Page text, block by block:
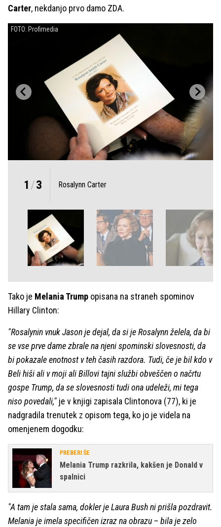
Carter, nekdanjo prvo damo ZDA.
FOTO: Profimedia
1 /3 Rosalynn Carter
Tako je Melania Trump opisana na straneh spominov
Hillary Clinton:
"Rosalynin vnuk Jason je dejal, da si je Rosalynn želela, da bi
se vse prve dame zbrale na njeni spominski slovesnosti, da
bi pokazale enotnost v teh časih razdora. Tudi, če je bil kdo v
Beli hiši ali v moji ali Billovi tajni službi obveščen o načrtu
gospe Trump, da se slovesnosti tudi ona udeleži, mi tega
niso povedali," je v knjigi zapisala Clintonova (77), ki je
nadgradila trenutek z opisom tega, ko jo je videla na
omenjenem dogodku:
PREBERI ŠE
Melania Trump razkrila, kakšen je Donald v
spalnici
"A tam je stala sama, dokler je Laura Bush ni prišla pozdravit.
Melania je imela specifičen izraz na obrazu – bila je zelo